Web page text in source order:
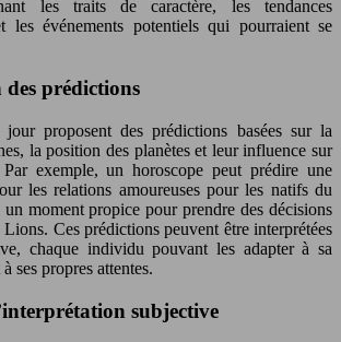
les traits de caractère, les tendances
les événements potentiels qui pourraient se
prédictions
proposent des prédictions basées sur la
la position des planètes et leur influence sur
exemple, un horoscope peut prédire une
les relations amoureuses pour les natifs du
moment propice pour prendre des décisions
Ces prédictions peuvent être interprétées
chaque individu pouvant les adapter à sa
ses propres attentes.
subjective